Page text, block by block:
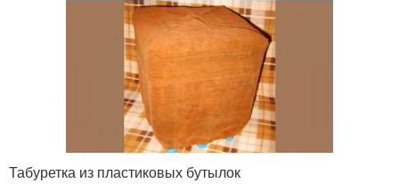
Табуретка из пластиковых бутылок